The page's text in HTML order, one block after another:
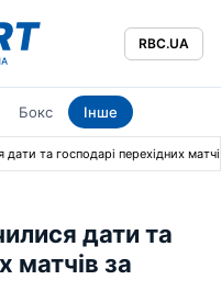
RBC.UA
Бокс Інше
та господарі перехідних
дати та
матчів за